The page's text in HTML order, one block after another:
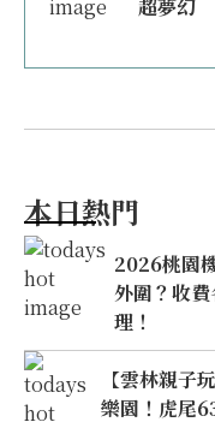
超夢幻
本日熱門
2026桃園
外圍？收
理！
【雲林親子
樂園！虎尾